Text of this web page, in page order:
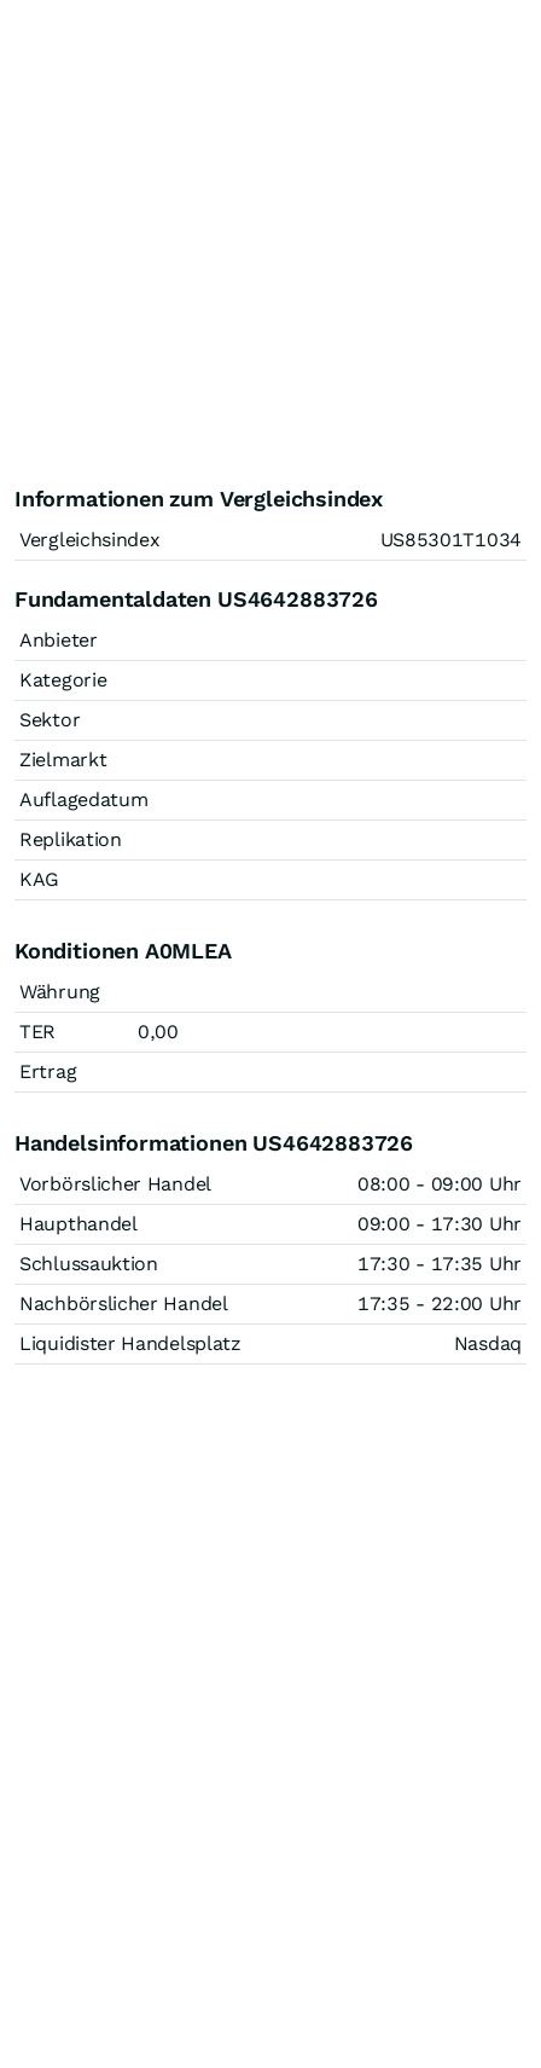
Informationen zum Vergleichsindex
Vergleichsindex US85301T1034
Fundamentaldaten US4642883726
Anbieter
Kategorie
Sektor
Zielmarkt
Auflagedatum
Replikation
KAG
Konditionen A0MLEA
Währung
TER
0,00
Ertrag
Handelsinformationen US4642883726
Vorbörslicher Handel
08:00 - 09:00 Uhr
Haupthandel
09:00 - 17:30 Uhr
Schlussauktion
17:30 - 17:35 Uhr
Nachbörslicher Handel
17:35 - 22:00 Uhr
Liquidister Handelsplatz
Nasdaq